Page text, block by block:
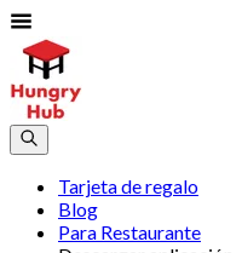
Tarjeta de regalo
Blog
Para Restaurante